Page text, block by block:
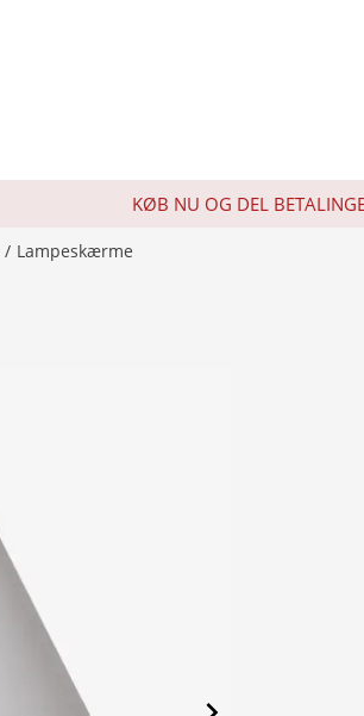
KØB NU OG DEL
Lampeskærme